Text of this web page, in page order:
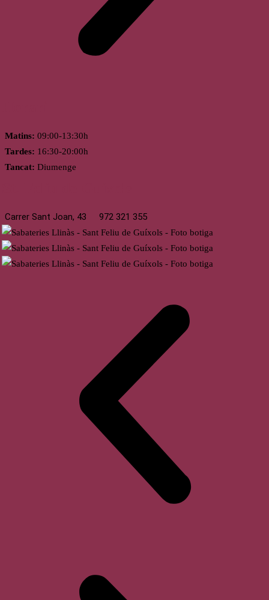
Matins: 09:00-13:30h
Tardes: 16:30-20:00h
Tancat: Diumenge
Carrer Sant Joan, 43 972 321 355